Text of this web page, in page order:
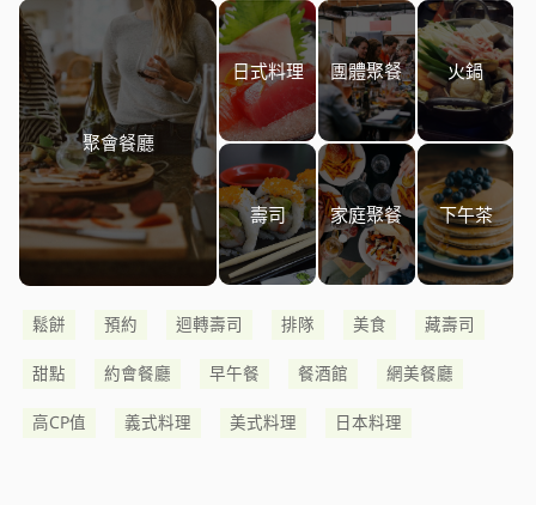
聚會餐廳
日式料理 團體聚餐 火鍋
壽司 家庭聚餐 下午茶
鬆餅 預約 迴轉壽司 排隊 美食 藏壽司
甜點 約會餐廳 早午餐 餐酒館 網美餐廳
高CP值 義式料理 美式料理 日本料理